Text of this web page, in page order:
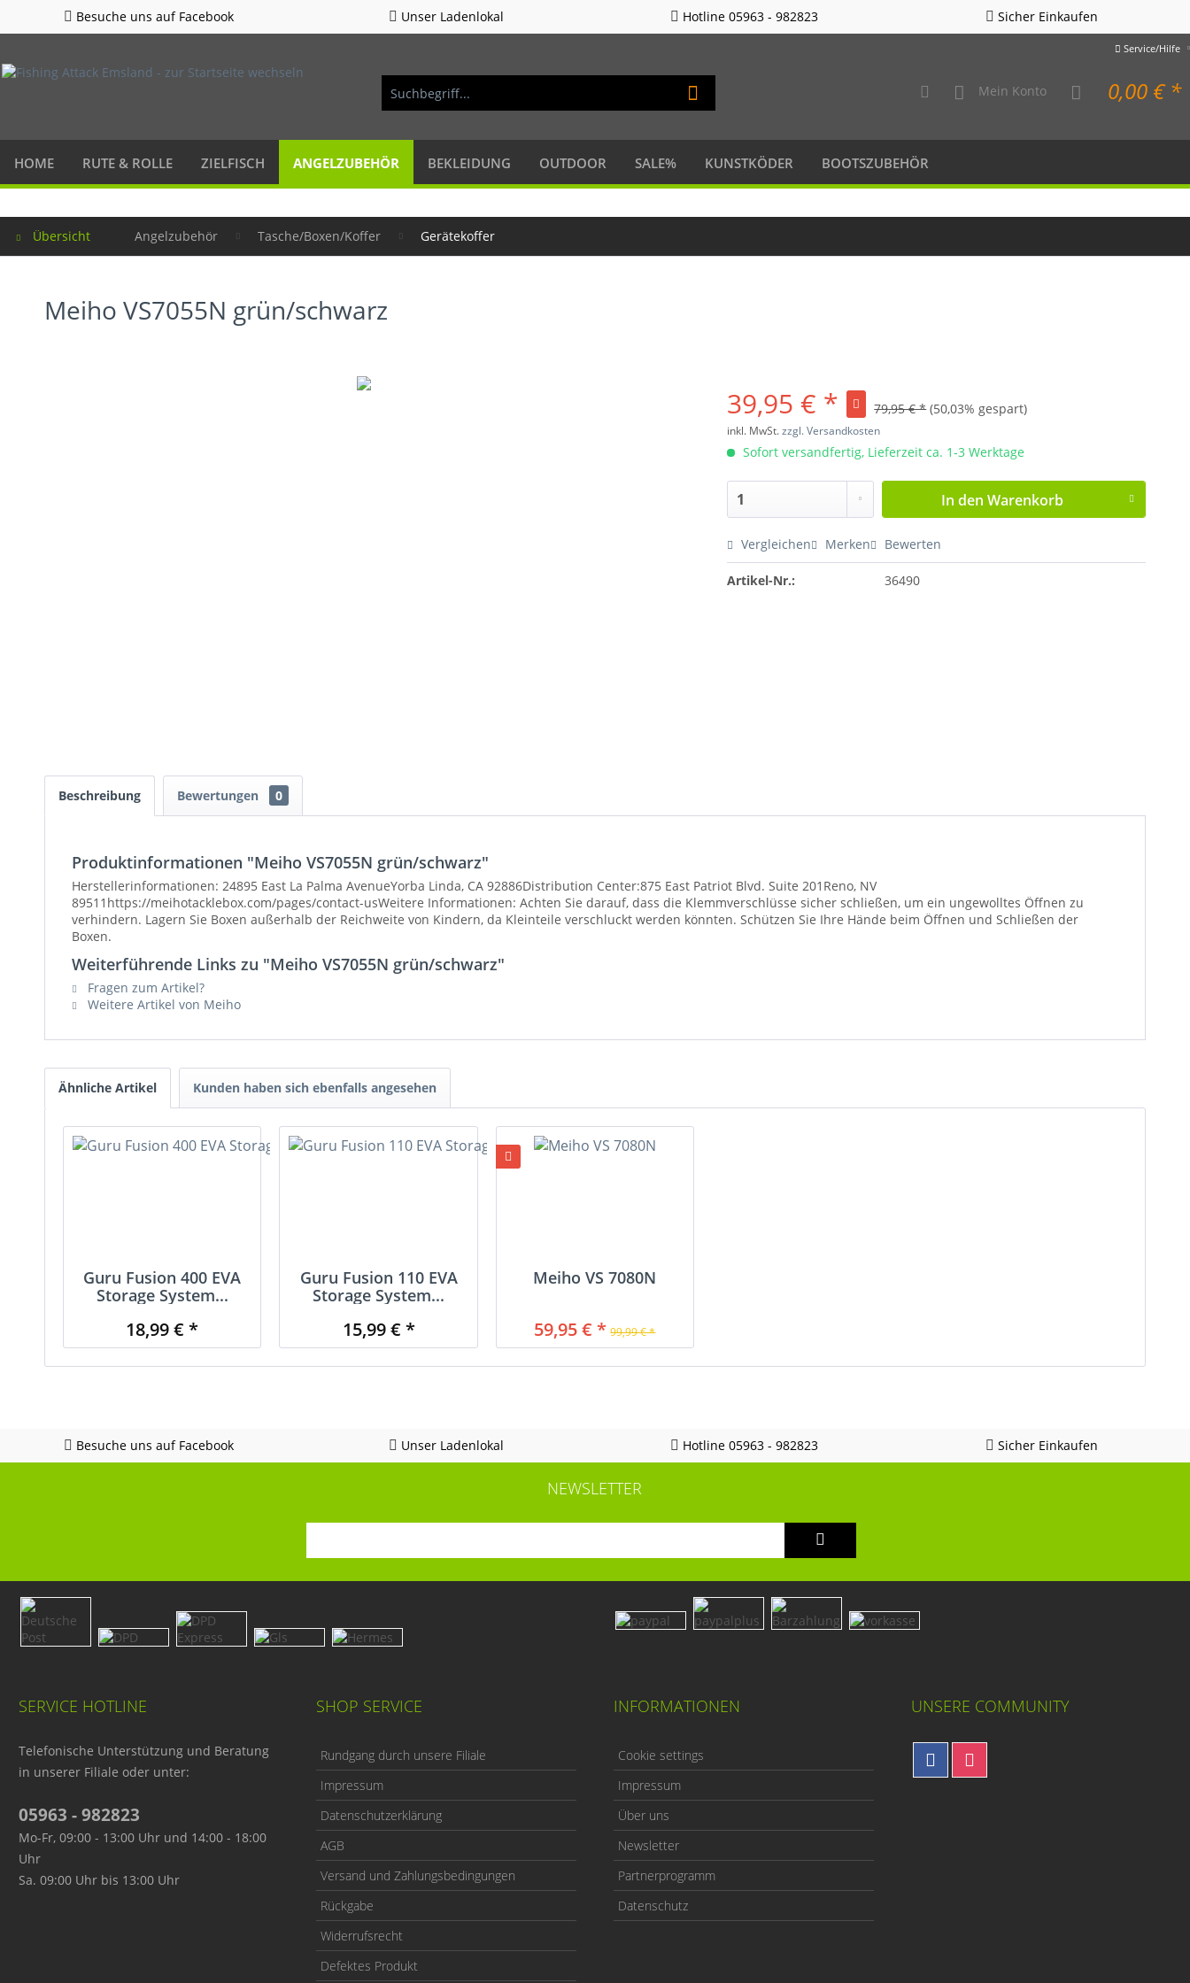
Besuche uns auf Facebook Unser Ladenlokal Hotline 05963 - 982823 Sicher Einkaufen
Service/Hilfe
Mein Konto 0,00 € *
HOME RUTE & ROLLE ZIELFISCH ANGELZUBEHÖR BEKLEIDUNG OUTDOOR SALE% KUNSTKÖDER BOOTSZUBEHÖR
Übersicht Angelzubehör Tasche/Boxen/Koffer Gerätekoffer
Meiho VS7055N grün/schwarz
39,95 € * 79,95 € * (50,03% gespart)
inkl. MwSt.zzgl. Versandkosten
Sofort versandfertig, Lieferzeit ca. 1-3 Werktage
In den Warenkorb
Vergleichen Merken Bewerten
Artikel-Nr.: 36490
Beschreibung Bewertungen 0
Produktinformationen "Meiho VS7055N grün/schwarz"
Herstellerinformationen: 24895 East La Palma AvenueYorba Linda, CA 92886Distribution Center:875 East Patriot Blvd. Suite 201Reno, NV
89511https://meihotacklebox.com/pages/contact-usWeitere Informationen: Achten Sie darauf, dass die Klemmverschlüsse sicher schließen, um ein ungewolltes Öffnen zu
verhindern. Lagern Sie Boxen außerhalb der Reichweite von Kindern, da Kleinteile verschluckt werden könnten. Schützen Sie Ihre Hände beim Öffnen und Schließen der
Boxen.
Weiterführende Links zu "Meiho VS7055N grün/schwarz"
Fragen zum Artikel?
Weitere Artikel von Meiho
Ähnliche Artikel Kunden haben sich ebenfalls angesehen
Guru Fusion 400 EVA
Storage System...
18,99 € *
Guru Fusion 110 EVA
Storage System...
15,99 € *
Meiho VS 7080N
59,95 € * 99,99 € *
Besuche uns auf Facebook Unser Ladenlokal Hotline 05963 - 982823 Sicher Einkaufen
NEWSLETTER
SERVICE HOTLINE
Telefonische Unterstützung und Beratung
in unserer Filiale oder unter:
05963 - 982823
Mo-Fr, 09:00 - 13:00 Uhr und 14:00 - 18:00
Uhr
Sa. 09:00 Uhr bis 13:00 Uhr
SHOP SERVICE
Rundgang durch unsere Filiale
Impressum
Datenschutzerklärung
AGB
Versand und Zahlungsbedingungen
Rückgabe
Widerrufsrecht
Defektes Produkt
INFORMATIONEN
Cookie settings
Impressum
Über uns
Newsletter
Partnerprogramm
Datenschutz
UNSERE COMMUNITY